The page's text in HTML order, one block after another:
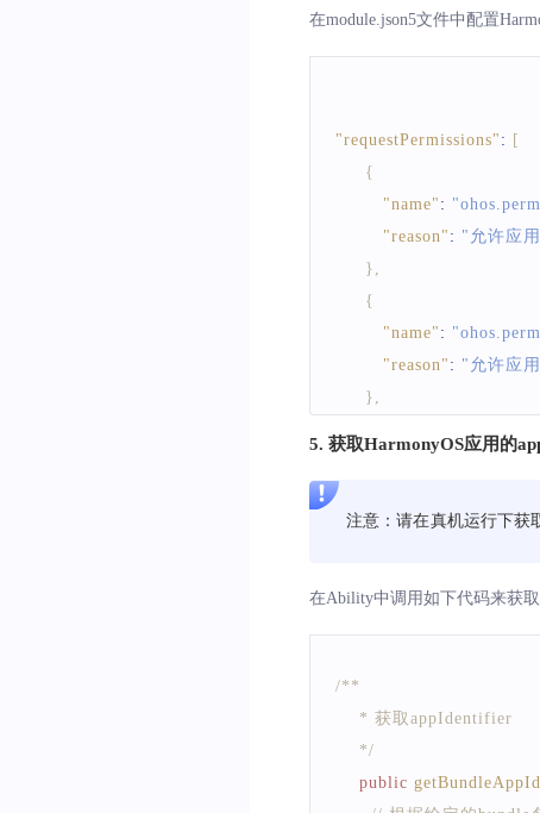
在module.json5文件中配置
"requestPermissions" : [
{
"name" :
"reason" : "允许应
}
{
"name" :
"reason" : "允许应
}
},
"name":
"name":
},
5. 获取HarmonyOS应用的
注意：请在真机运行下获
在Ability中调用如下代码来获取
/**
    * 获取appIdentifier
    */
public